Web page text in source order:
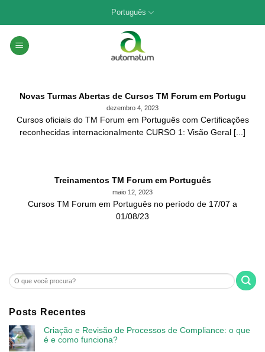
content
Português
Novas Turmas Abertas de Cursos TM Forum em Portugu
dezembro 4, 2023
Cursos oficiais do TM Forum em Português com Certificações
reconhecidas internacionalmente CURSO 1: Visão Geral [...]
Treinamentos TM Forum em Português
maio 12, 2023
Cursos TM Forum em Português no período de 17/07 a
01/08/23
Posts Recentes
Criação e Revisão de Processos de Compliance: o que
é e como funciona?